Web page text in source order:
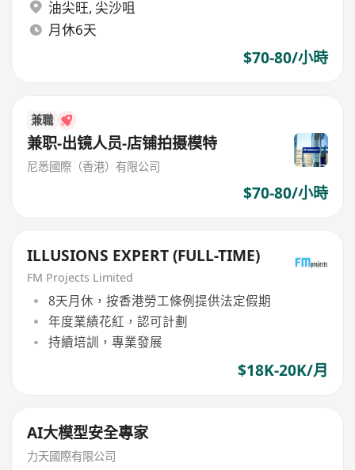
油尖旺, 尖沙咀
月休6天
$70-80/小時
兼職
兼职-出镜人员-店铺拍摄模特
尼悉國際（香港）有限公司
$70-80/小時
ILLUSIONS EXPERT (FULL-TIME)
FM Projects Limited
8天月休，按香港勞工條例提供法定假期
年度業績花紅，認可計劃
持續培訓，專業發展
$18K-20K/月
AI大模型安全專家
力天國際有限公司